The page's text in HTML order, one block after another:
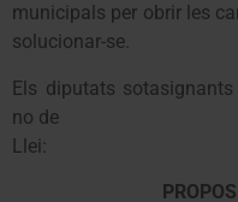
municipals per obrir les
solucionar-se.
Els diputats
no de
Llei: